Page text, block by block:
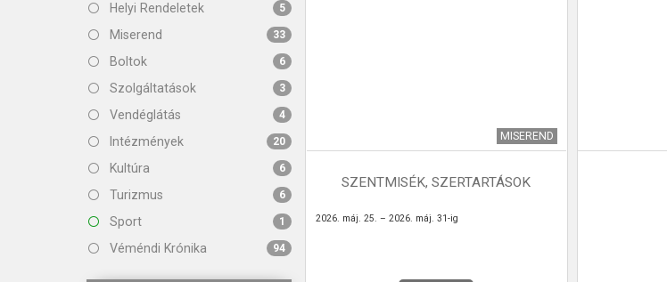
Helyi Rendeletek 5
Miserend 33
Boltok 6
Szolgáltatások 3
Vendéglátás 4
Intézmények 20
Kultúra 6
Turizmus 6
Sport 1
Véméndi Krónika 94
MISEREND
SZENTMISÉK, SZERTARTÁSOK
2026. máj. 25. – 2026. máj. 31-ig